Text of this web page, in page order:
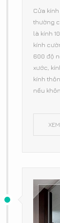
Cửa
thường
là kính
kính
600 độ
xước,
kính
nếu